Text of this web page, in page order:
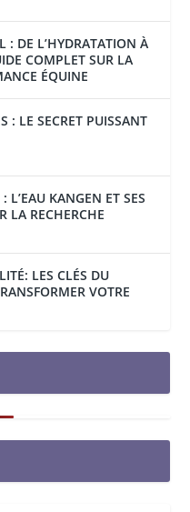
: DE L’HYDRATATION À
COMPLET SUR LA
ÉQUINE
: LE SECRET PUISSANT
L’EAU KANGEN ET SES
LA RECHERCHE
LES CLÉS DU
VOTRE